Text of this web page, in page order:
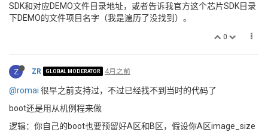
SDK和对应DEMO文件目录地址，或者告诉我官方这个芯片SDK目录
下DEMO的文件项目名字（我是遍历了没找到）。
0
Z ZR GLOBAL MODERATOR 4月之前
@romai 很早之前支持过，不过已经找不到当时的代码了
boot还是用从机例程来做
逻辑：你自己的boot也要预留好A区和B区，假设你A区image_size